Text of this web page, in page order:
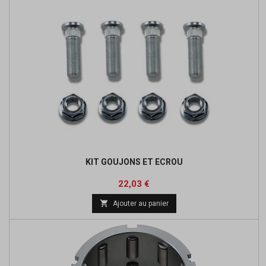
KIT GOUJONS ET ECROU
Prix
22,03 €
base
 Ajouter au panier